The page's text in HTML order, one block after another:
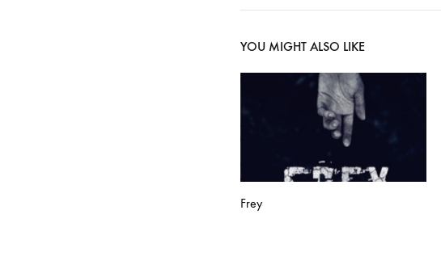
YOU MIGHT ALSO LIKE
Frey